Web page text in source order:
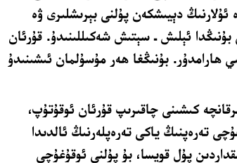
دېيىشكەن پۇلنى بېرىشلىرى ۋە
ئېلىش ـ سېتىش شەكىللىنىدۇ. قۇرئان
ھارامدۇر. بۇنىڭغا ھەر مۇسۇلمان ئىشىنىدۇ
كىشىنى چاقىرىپ قۇرئان ئوقۇتۇپ،
تەرەپنىڭ ياكى تەرەپلەرنىڭ ئالدىدا
پۇل قويسا، بۇ پۇلنى ئوقۇغۇچى